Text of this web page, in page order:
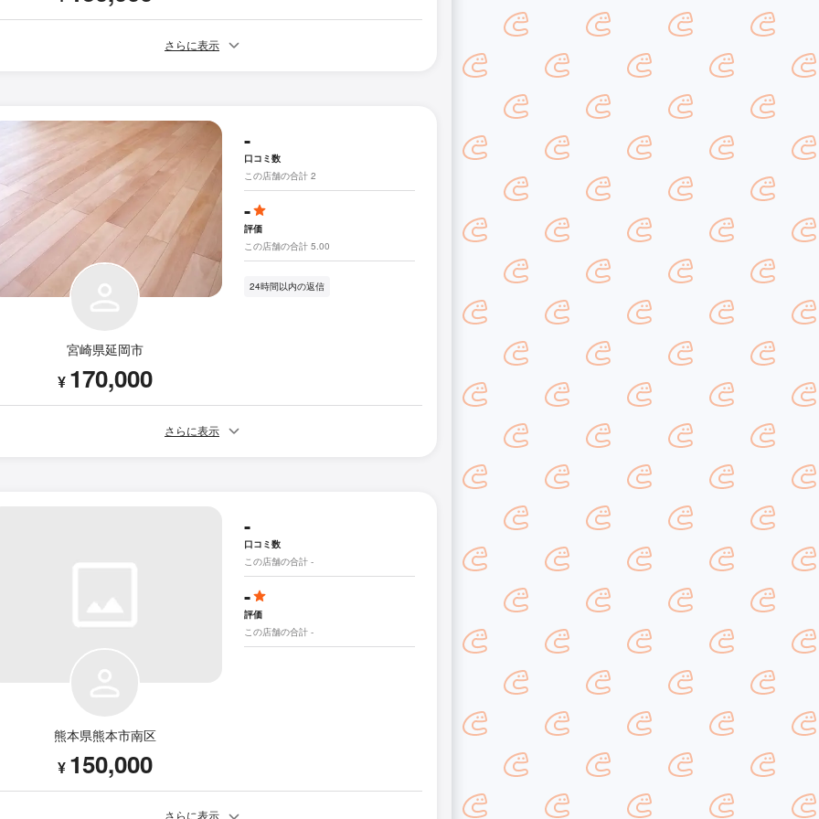
さらに表示
宮崎県延岡市
¥ 170,000
-
口コミ数
この店舗の合計 2
-
評価
この店舗の合計 5.00
24時間以内の返信
さらに表示
熊本県熊本市南区
¥ 150,000
-
口コミ数
この店舗の合計 -
-
評価
この店舗の合計 -